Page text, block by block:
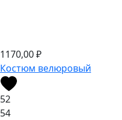
1170,00₽
Костюм велюровый
52
54